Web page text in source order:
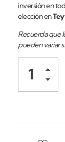
inversión en
elección en
Recuerda que
pueden variar